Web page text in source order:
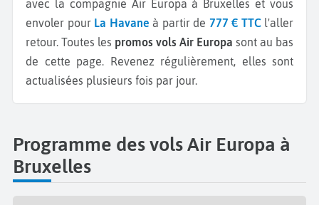
avec la compagnie Air Europa à Bruxelles et vous
envoler pour La Havane à partir de 777 € TTCl'aller
retour. Toutes les promos vols Air Europa sont au bas
de cette page. Revenez régulièrement, elles sont
actualisées plusieurs fois par jour.
Programme des vols Air Europa à
Bruxelles